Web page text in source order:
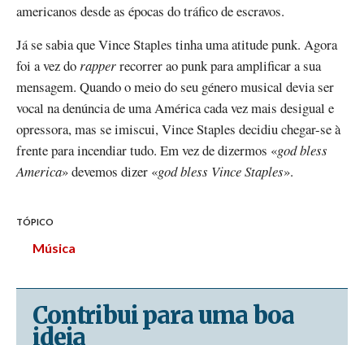
americanos desde as épocas do tráfico de escravos.
Já se sabia que Vince Staples tinha uma atitude punk. Agora
foi a vez dorapperrecorrer ao punk para amplificar a sua
mensagem. Quando o meio do seu género musical devia ser
vocal na denúncia de uma América cada vez mais desigual e
opressora, mas se imiscui, Vince Staples decidiu chegar-se à
frente para incendiar tudo. Em vez de dizermos «god bless
America» devemos dizer «god bless Vince Staples».
TÓPICO
Música
Contribui para uma boa
ideia